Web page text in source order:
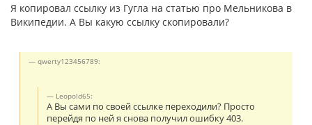
Я копировал ссылку из Гугла на статью про Мельникова в
Википедии. А Вы какую ссылку скопировали?
qwerty123456789:
Leopold65:
А Вы сами по своей ссылке переходили? Просто
перейдя по ней я снова получил ошибку 403.